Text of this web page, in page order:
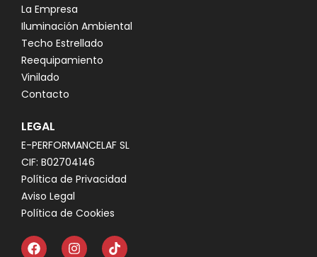
La Empresa
Iluminación Ambiental
Techo Estrellado
Reequipamiento
Vinilado
Contacto
LEGAL
E-PERFORMANCELAF SL
CIF: B02704146
Política de Privacidad
Aviso Legal
Política de Cookies